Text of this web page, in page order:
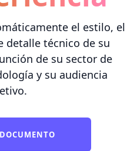
el estilo, el
detalle técnico de su
de su sector de
y su audiencia